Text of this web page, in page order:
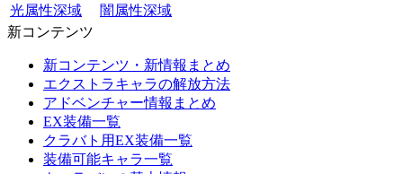
光属性深域
闇属性深域
新コンテンツ
新コンテンツ・新情報まとめ
エクストラキャラの解放方法
アドベンチャー情報まとめ
EX装備一覧
クラバト用EX装備一覧
装備可能キャラ一覧